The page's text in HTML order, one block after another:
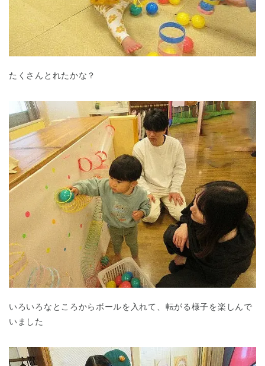
たくさんとれたかな？
いろいろなところからボールを入れて、転がる様子を楽しんで
いました